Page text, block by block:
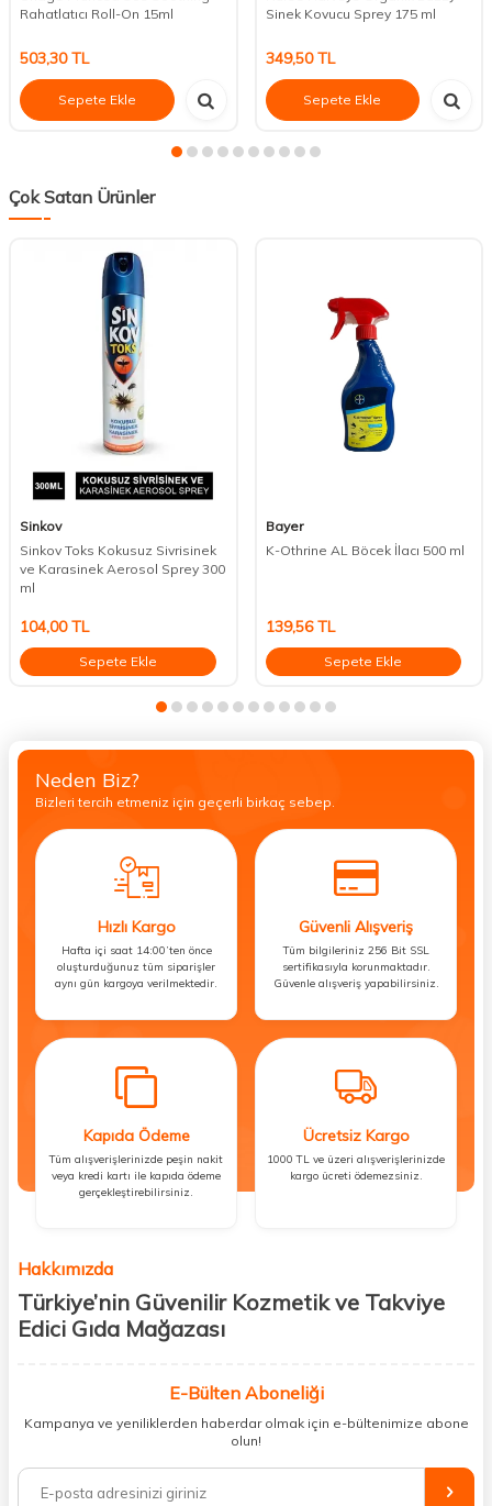
Rahatlatıcı Roll-On 15ml
503,30TL
Sepete Ekle
Sinek Kovucu Sprey 175 ml
349,50TL
Sepete Ekle
Çok Satan Ürünler
Sinkov
Sinkov Toks Kokusuz Sivrisinek
ve Karasinek Aerosol Sprey 300
ml
104,00TL
Sepete Ekle
Bayer
K-Othrine AL Böcek İlacı 500 ml
139,56TL
Sepete Ekle
Neden Biz?
Bizleri tercih etmeniz için geçerli birkaç sebep.
Hızlı Kargo
Hafta içi saat 14:00’ten önce
oluşturduğunuz tüm siparişler
aynı gün kargoya verilmektedir.
Güvenli Alışveriş
Tüm bilgileriniz 256 Bit SSL
sertifikasıyla korunmaktadır.
Güvenle alışveriş yapabilirsiniz.
Kapıda Ödeme
Tüm alışverişlerinizde peşin nakit
veya kredi kartı ile kapıda ödeme
gerçekleştirebilirsiniz.
Ücretsiz Kargo
1000 TL ve üzeri alışverişlerinizde
kargo ücreti ödemezsiniz.
Hakkımızda
Türkiye’nin Güvenilir Kozmetik ve Takviye
Edici Gıda Mağazası
kişisel bakım hem de takviye edici gıda ürünlerini sizlerle
buluşturuyoruz. Artık mağaza mağaza dolaşmanıza gerek yok;
ihtiyacınız olan her şeyi tek bir çatı altında topluyor ve kapınıza kadar
%100 orijinal kozmetik ve sağlık ürünleriyle güzelliğinizi tamamlayabilir,
E-Bülten Aboneliği
Kampanya ve yeniliklerden haberdar olmak için e-bültenimize abone
olun!